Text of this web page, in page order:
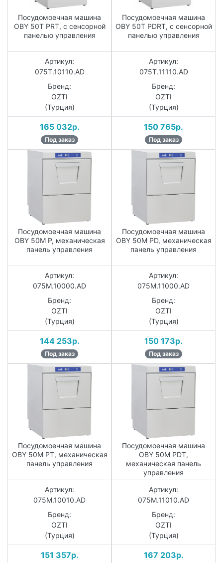
Посудомоечная машина
OBY 50T PRT, с сенсорной
панелью управления
Артикул:
075T.10110.AD
Бренд:
OZTI
(Турция)
165 032р.
Под заказ
Посудомоечная машина
OBY 50T PDRT, с сенсорной
панелью управления
Артикул:
075T.11110.AD
Бренд:
OZTI
(Турция)
150 765р.
Под заказ
Посудомоечная машина
OBY 50M P, механическая
панель управления
Артикул:
075M.10000.AD
Бренд:
OZTI
(Турция)
144 253р.
Под заказ
Посудомоечная машина
OBY 50M PD, механическая
панель управления
Артикул:
075M.11000.AD
Бренд:
OZTI
(Турция)
150 173р.
Под заказ
Посудомоечная машина
OBY 50M PT, механическая
панель управления
Артикул:
075M.10010.AD
Бренд:
OZTI
(Турция)
151 357р.
Посудомоечная машина
OBY 50M PDT,
механическая панель
управления
Артикул:
075M.11010.AD
Бренд:
OZTI
(Турция)
167 203р.